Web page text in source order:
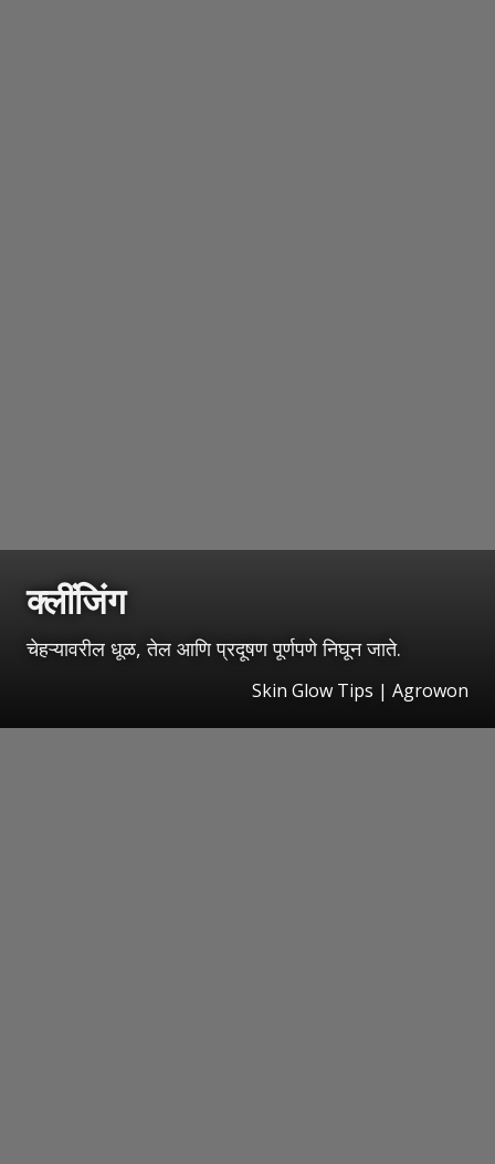
क्लींजिंग
चेहऱ्यावरील धूळ, तेल आणि प्रदूषण पूर्णपणे निघून जाते.
Skin Glow Tips | Agrowon